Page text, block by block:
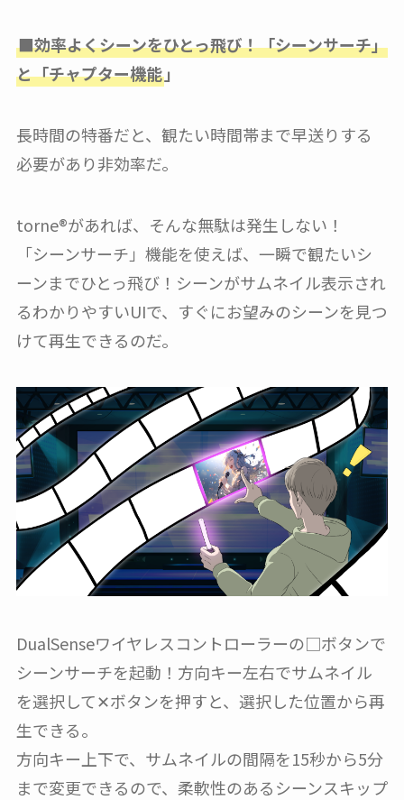
■効率よくシーンをひとっ飛び！「シーンサーチ」
と「チャプター機能」
長時間の特番だと、観たい時間帯まで早送りする
必要があり非効率だ。
torne®︎があれば、そんな無駄は発生しない！
「シーンサーチ」機能を使えば、一瞬で観たいシ
ーンまでひとっ飛び！シーンがサムネイル表示され
るわかりやすいUIで、すぐにお望みのシーンを見つ
けて再生できるのだ。
DualSenseワイヤレスコントローラーの□ボタンで
シーンサーチを起動！方向キー左右でサムネイル
を選択して✕ボタンを押すと、選択した位置から再
生できる。
方向キー上下で、サムネイルの間隔を15秒から5分
まで変更できるので、柔軟性のあるシーンスキップ